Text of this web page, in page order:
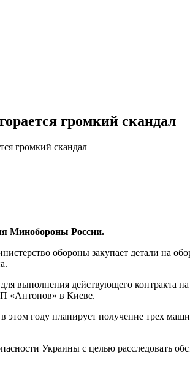
громкий скандал
громкий скандал
Минобороны России.
обороны закупает детали на
выполнения действующего контракта на
«Антонов» в Киеве.
году планирует получение трех
Украины с целью расследовать